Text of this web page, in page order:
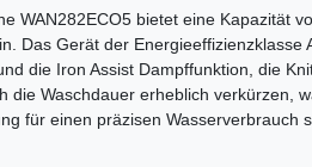
WAN282ECO5 bietet eine Kapazität
Das Gerät der Energieeffizienzklasse
die Iron Assist Dampffunktion, die
die Waschdauer erheblich verkürzen,
für einen präzisen Wasserverbrauch